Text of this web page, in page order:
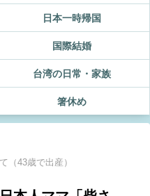
日本一時帰国
国際結婚
台湾の日常・家族
箸休め
（43歳で出産）